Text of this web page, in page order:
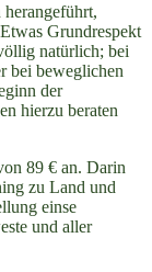
Grundrespekt
natürlich; bei
bei beweglichen
der
hierzu beraten
89 € an. Darin
zu Land und
einse
und aller